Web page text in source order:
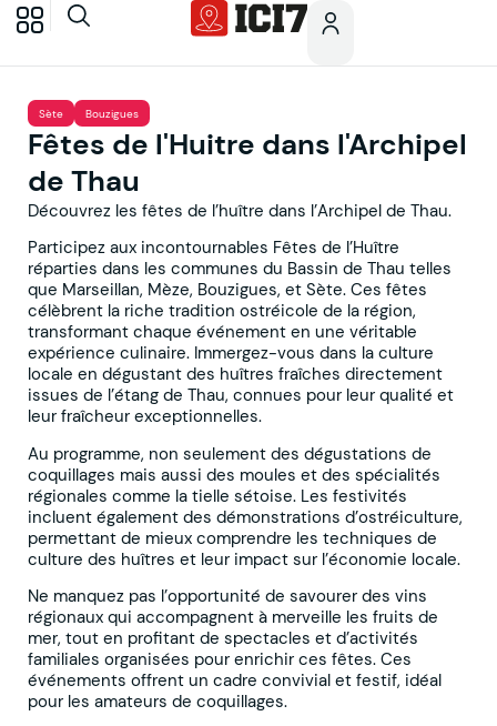
Sète Bouzigues
Fêtes de l'Huitre dans l'Archipel
de Thau
Découvrez les fêtes de l’huître dans l’Archipel de Thau.
Participez aux incontournables Fêtes de l’Huître
réparties dans les communes du Bassin de Thau telles
que Marseillan, Mèze, Bouzigues, et Sète. Ces fêtes
célèbrent la riche tradition ostréicole de la région,
transformant chaque événement en une véritable
expérience culinaire. Immergez-vous dans la culture
locale en dégustant des huîtres fraîches directement
issues de l’étang de Thau, connues pour leur qualité et
leur fraîcheur exceptionnelles.
Au programme, non seulement des dégustations de
coquillages mais aussi des moules et des spécialités
régionales comme la tielle sétoise. Les festivités
incluent également des démonstrations d’ostréiculture,
permettant de mieux comprendre les techniques de
culture des huîtres et leur impact sur l’économie locale.
Ne manquez pas l’opportunité de savourer des vins
régionaux qui accompagnent à merveille les fruits de
mer, tout en profitant de spectacles et d’activités
familiales organisées pour enrichir ces fêtes. Ces
événements offrent un cadre convivial et festif, idéal
pour les amateurs de coquillages.